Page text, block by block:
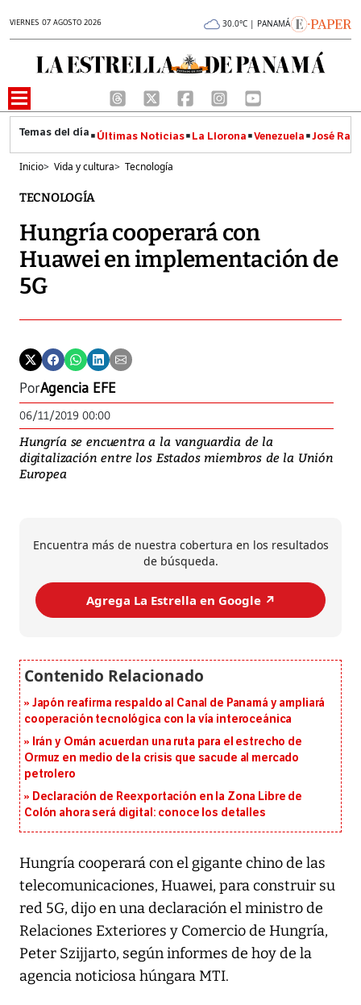
VIERNES 07 AGOSTO 2026 30.0°C | PANAMÁ
Últimas Noticias La Llorona Venezuela José
Inicio> Vida y cultura> Tecnología
TECNOLOGÍA
Hungría cooperará con
Huawei en implementación de
5G
PorAgencia EFE
06/11/2019 00:00
Hungría se encuentra a la vanguardia de la
digitalización entre los Estados miembros de la Unión
Europea
Encuentra más de nuestra cobertura en los resultados
de búsqueda.
Agrega La Estrella en Google ↗️
Japón reafirma respaldo al Canal de Panamá y ampliará
cooperación tecnológica con la vía interoceánica
Irán y Omán acuerdan una ruta para el estrecho de
Ormuz en medio de la crisis que sacude al mercado
petrolero
Declaración de Reexportación en la Zona Libre de
Colón ahora será digital: conoce los detalles
Hungría cooperará con el gigante chino de las
telecomunicaciones, Huawei, para construir su
red 5G, dijo en una declaración el ministro de
Relaciones Exteriores y Comercio de Hungría,
Peter Szijjarto, según informes de hoy de la
agencia noticiosa húngara MTI.